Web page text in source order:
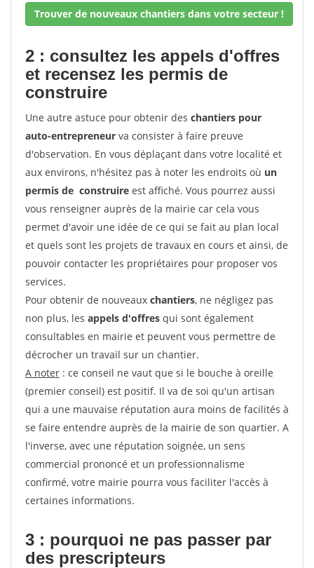
Trouver de nouveaux chantiers dans votre secteur !
2 : consultez les appels d'offres
et recensez les permis de
construire
Une autre astuce pour obtenir des chantiers pour
auto-entrepreneur va consister à faire preuve
d'observation. En vous déplaçant dans votre localité et
aux environs, n'hésitez pas à noter les endroits où un
permis de construire est affiché. Vous pourrez aussi
vous renseigner auprès de la mairie car cela vous
permet d'avoir une idée de ce qui se fait au plan local
et quels sont les projets de travaux en cours et ainsi, de
pouvoir contacter les propriétaires pour proposer vos
services.
Pour obtenir de nouveaux chantiers, ne négligez pas
non plus, les appels d'offres qui sont également
consultables en mairie et peuvent vous permettre de
décrocher un travail sur un chantier.
A noter : ce conseil ne vaut que si le bouche à oreille
(premier conseil) est positif. Il va de soi qu'un artisan
qui a une mauvaise réputation aura moins de facilités à
se faire entendre auprès de la mairie de son quartier. A
l'inverse, avec une réputation soignée, un sens
commercial prononcé et un professionnalisme
confirmé, votre mairie pourra vous faciliter l'accès à
certaines informations.
3 : pourquoi ne pas passer par
des prescripteurs